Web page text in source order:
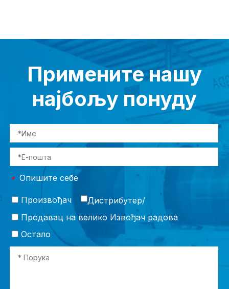
Примените нашу
најбољу понуду
* Опишите себе
Произвођач
Дистрибутер/
Продавац на велико Извођач радова
Остало